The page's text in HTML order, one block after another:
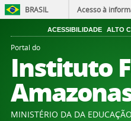
BRASIL Acesso à
ACESSIBILIDADE ALTO
Portal do
Instituto
MINISTÉRIO DA DA EDUCAÇÃO